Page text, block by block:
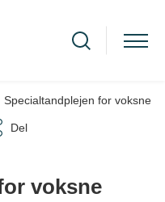
Specialtandplejen for voksne
Del
voksne